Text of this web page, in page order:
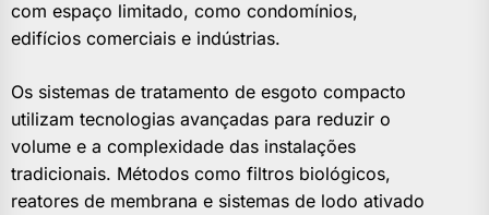
com espaço limitado, como condomínios,
edifícios comerciais e indústrias.
Os sistemas de tratamento de esgoto compacto
utilizam tecnologias avançadas para reduzir o
volume e a complexidade das instalações
tradicionais. Métodos como filtros biológicos,
reatores de membrana e sistemas de lodo ativado